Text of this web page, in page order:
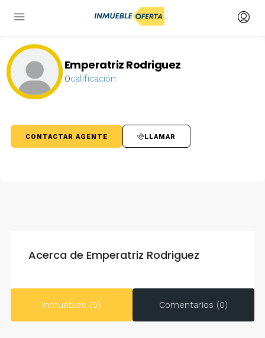
Emperatriz Rodriguez
0calificación
CONTACTAR AGENTE LLAMAR
Acerca de Emperatriz Rodriguez
Inmuebles (0) Comentarios (0)